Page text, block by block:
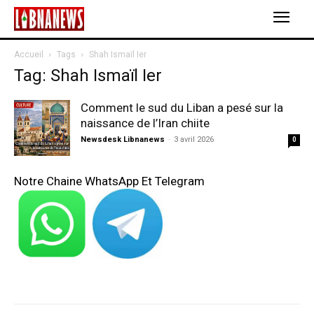
Accueil Tags Shah Ismaïl Ier
Tag: Shah Ismaïl Ier
Comment le sud du Liban a pesé sur la
naissance de l’Iran chiite
Newsdesk Libnanews - 3 avril 2026 0
Notre Chaine WhatsApp Et Telegram